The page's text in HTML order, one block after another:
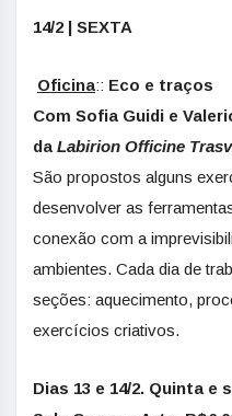
14/2 | SEXTA
Oficina:: Eco e traços
Com Sofia Guidi e
da Labirion Officine
São propostos alguns
desenvolver as
conexão com a
ambientes. Cada dia de
seções: aquecimento,
exercícios criativos.
Dias 13 e 14/2. Quinta e